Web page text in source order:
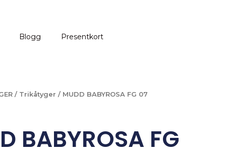
Blogg Presentkort
/ Trikåtyger / MUDD BABYROSA FG 07
BABYROSA FG